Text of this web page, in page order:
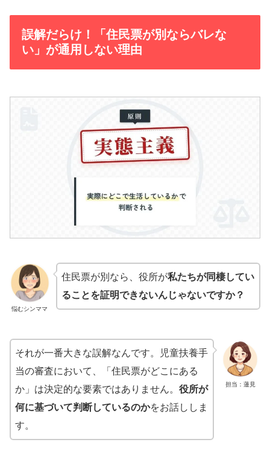
誤解だらけ！「住民票が別ならバレな
い」が通用しない理由
悩むシンママ
住民票が別なら、役所が私たちが同棲してい
ることを証明できないんじゃないですか？
担当：蓮見
それが一番大きな誤解なんです。児童扶養手
当の審査において、「住民票がどこにある
か」は決定的な要素ではありません。 役所が
何に基づいて判断しているのかをお話ししま
す。